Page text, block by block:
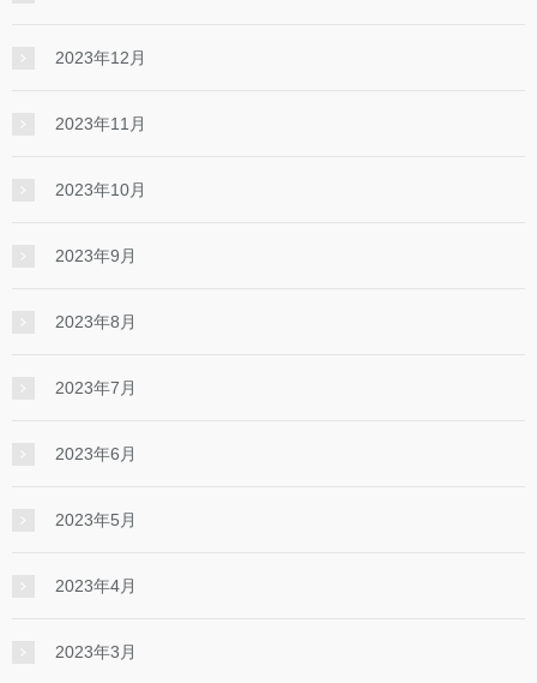
2023年12月
2023年11月
2023年10月
2023年9月
2023年8月
2023年7月
2023年6月
2023年5月
2023年4月
2023年3月